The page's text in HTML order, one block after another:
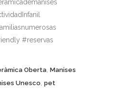
#reservas
Oberta Manises
Unesco pet